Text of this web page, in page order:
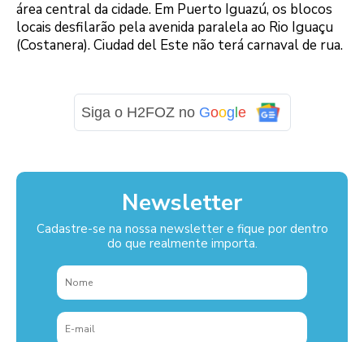
área central da cidade. Em Puerto Iguazú, os blocos
locais desfilarão pela avenida paralela ao Rio Iguaçu
(Costanera). Ciudad del Este não terá carnaval de rua.
Siga o H2FOZ no Google
Newsletter
Cadastre-se na nossa newsletter e fique por dentro
do que realmente importa.